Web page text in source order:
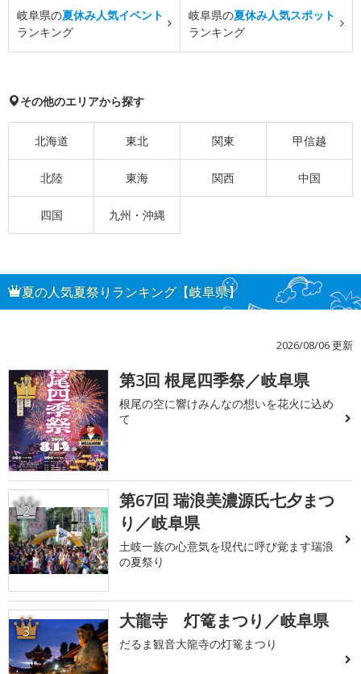
岐阜県の夏休み人気イベント
ランキング
岐阜県の夏休み人気スポット
ランキング
その他のエリアから探す
北海道 東北 関東 甲信越
北陸 東海 関西 中国
四国 九州・沖縄
夏の人気夏祭りランキング【岐阜県】
2026/08/06 更新
1 第3回 根尾四季祭／岐阜県
根尾の空に響けみんなの想いを花火に込め
て
2
第67回 瑞浪美濃源氏七夕まつ
り／岐阜県
土岐一族の心意気を現代に呼び覚ます瑞浪
の夏祭り
3 大龍寺 灯篭まつり／岐阜県
だるま観音大龍寺の灯篭まつり